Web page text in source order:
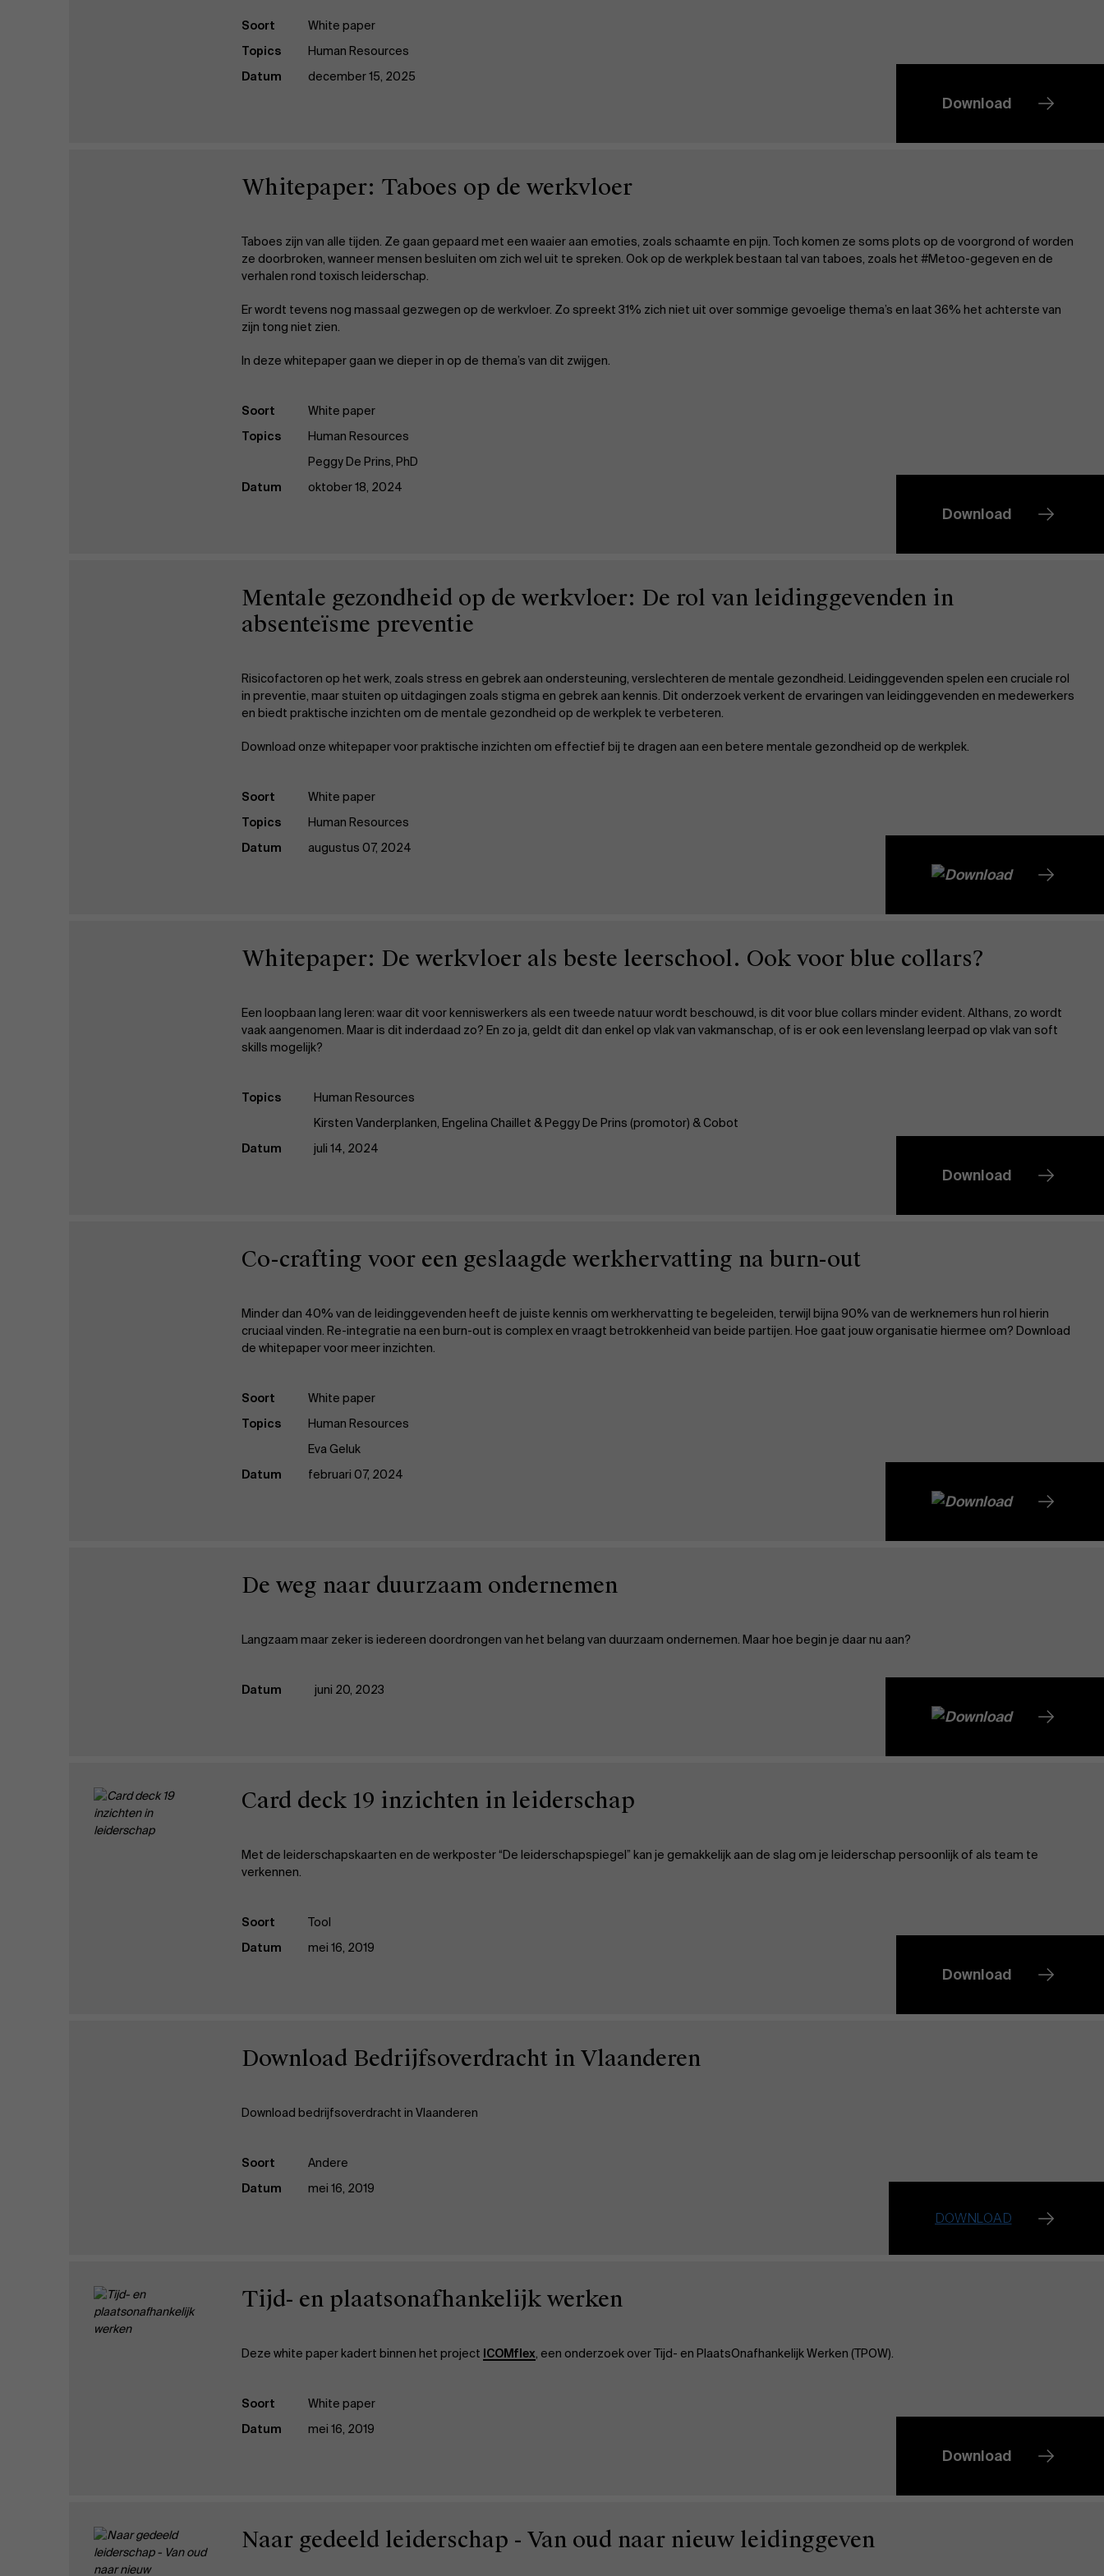
Soort
White paper
Topics
Human Resources
Datum
december 15, 2025
Download
Whitepaper: Taboes op de werkvloer
Taboes zijn van alle tijden. Ze gaan gepaard met een waaier aan emoties, zoals schaamte en pijn. Toch komen ze soms plots op de voorgrond of worden
ze doorbroken, wanneer mensen besluiten om zich wel uit te spreken. Ook op de werkplek bestaan tal van taboes, zoals het #Metoo-gegeven en de
verhalen rond toxisch leiderschap.
Er wordt tevens nog massaal gezwegen op de werkvloer. Zo spreekt 31% zich niet uit over sommige gevoelige thema’s en laat 36% het achterste van
zijn tong niet zien.
In deze whitepaper gaan we dieper in op de thema’s van dit zwijgen.
Soort
White paper
Topics
Human Resources
Peggy De Prins, PhD
Datum
oktober 18, 2024
Download
Mentale gezondheid op de werkvloer: De rol van leidinggevenden in
absenteïsme preventie
Risicofactoren op het werk, zoals stress en gebrek aan ondersteuning, verslechteren de mentale gezondheid. Leidinggevenden spelen een cruciale rol
in preventie, maar stuiten op uitdagingen zoals stigma en gebrek aan kennis. Dit onderzoek verkent de ervaringen van leidinggevenden en medewerkers
en biedt praktische inzichten om de mentale gezondheid op de werkplek te verbeteren.
Download onze whitepaper voor praktische inzichten om effectief bij te dragen aan een betere mentale gezondheid op de werkplek.
Soort
White paper
Topics
Human Resources
Datum
augustus 07, 2024
Whitepaper: De werkvloer als beste leerschool. Ook voor blue collars?
Een loopbaan lang leren: waar dit voor kenniswerkers als een tweede natuur wordt beschouwd, is dit voor blue collars minder evident. Althans, zo wordt
vaak aangenomen. Maar is dit inderdaad zo? En zo ja, geldt dit dan enkel op vlak van vakmanschap, of is er ook een levenslang leerpad op vlak van soft
skills mogelijk?
Topics
Human Resources
Kirsten Vanderplanken, Engelina Chaillet & Peggy De Prins (promotor) & Cobot
Datum
juli 14, 2024
Download
Co-crafting voor een geslaagde werkhervatting na burn-out
Minder dan 40% van de leidinggevenden heeft de juiste kennis om werkhervatting te begeleiden, terwijl bijna 90% van de werknemers hun rol hierin
cruciaal vinden. Re-integratie na een burn-out is complex en vraagt betrokkenheid van beide partijen. Hoe gaat jouw organisatie hiermee om? Download
de whitepaper voor meer inzichten.
Soort
White paper
Topics
Human Resources
Eva Geluk
Datum
februari 07, 2024
De weg naar duurzaam ondernemen
Langzaam maar zeker is iedereen doordrongen van het belang van duurzaam ondernemen. Maar hoe begin je daar nu aan?
Datum juni 20, 2023
Card deck 19 inzichten in leiderschap
Met de leiderschapskaarten en de werkposter “De leiderschapspiegel” kan je gemakkelijk aan de slag om je leiderschap persoonlijk of als team te
verkennen.
Soort
Tool
Datum
mei 16, 2019
Download
Download Bedrijfsoverdracht in Vlaanderen
Download bedrijfsoverdracht in Vlaanderen
Soort
Andere
Datum
mei 16, 2019
Tijd- en plaatsonafhankelijk werken
Deze white paper kadert binnen het project ICOMflex, een onderzoek over Tijd- en PlaatsOnafhankelijk Werken (TPOW).
Soort
White paper
Datum
mei 16, 2019
Download
Naar gedeeld leiderschap - Van oud naar nieuw leidinggeven